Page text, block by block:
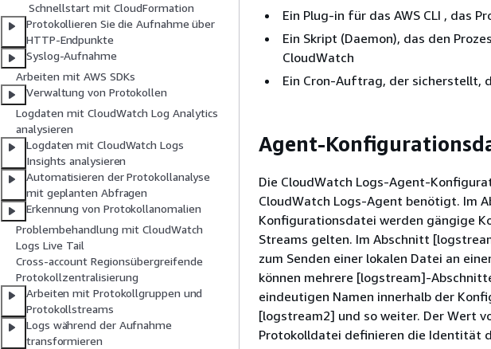
Schnellstart mit CloudFormation
Protokollieren Sie die Aufnahme über
HTTP-Endpunkte
Syslog-Aufnahme
Arbeiten mit AWS SDKs
Verwaltung von Protokollen
Logdaten mit CloudWatch Log Analytics
analysieren
Logdaten mit CloudWatch Logs
Insights analysieren
Automatisieren der Protokollanalyse
mit geplanten Abfragen
Erkennung von Protokollanomalien
Problembehandlung mit CloudWatch
Logs Live Tail
Cross-account Regionsübergreifende
Protokollzentralisierung
Arbeiten mit Protokollgruppen und
Protokollstreams
Logs während der Aufnahme
transformieren
Ein Plug-in für das AWS CLI , das
Ein Skript (Daemon), das den
CloudWatch
Ein Cron-Auftrag, der sicherstellt,
Agent-
Die CloudWatch Logs-Agent-
CloudWatch Logs-Agent benötigt. Im
Konfigurationsdatei werden gängige
Streams gelten. Im Abschnitt
zum Senden einer lokalen Datei an
können mehrere [logstream]-
eindeutigen Namen innerhalb der
[logstream2] und so weiter. Der Wert
Protokolldatei definieren die Identität